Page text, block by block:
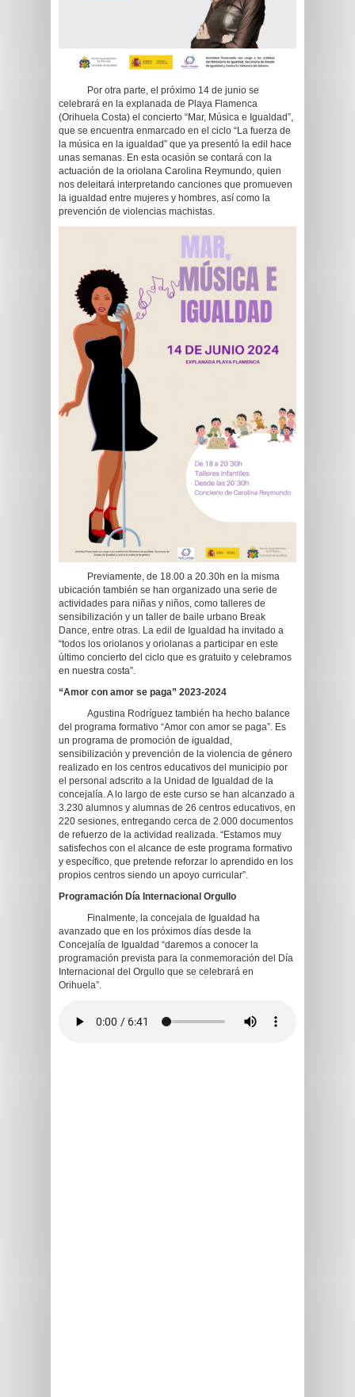
Por otra parte, el próximo 14 de junio se
celebrará en la explanada de Playa Flamenca
(Orihuela Costa) el concierto “Mar, Música e Igualdad”,
que se encuentra enmarcado en el ciclo “La fuerza de
la música en la igualdad” que ya presentó la edil hace
unas semanas. En esta ocasión se contará con la
actuación de la oriolana Carolina Reymundo, quien
nos deleitará interpretando canciones que promueven
la igualdad entre mujeres y hombres, así como la
prevención de violencias machistas.
Previamente, de 18.00 a 20.30h en la misma
ubicación también se han organizado una serie de
actividades para niñas y niños, como talleres de
sensibilización y un taller de baile urbano Break
Dance, entre otras. La edil de Igualdad ha invitado a
“todos los oriolanos y oriolanas a participar en este
último concierto del ciclo que es gratuito y celebramos
en nuestra costa”.
“Amor con amor se paga” 2023-2024
Agustina Rodríguez también ha hecho balance
del programa formativo “Amor con amor se paga”. Es
un programa de promoción de igualdad,
sensibilización y prevención de la violencia de género
realizado en los centros educativos del municipio por
el personal adscrito a la Unidad de Igualdad de la
concejalía. A lo largo de este curso se han alcanzado a
3.230 alumnos y alumnas de 26 centros educativos, en
220 sesiones, entregando cerca de 2.000 documentos
de refuerzo de la actividad realizada. “Estamos muy
satisfechos con el alcance de este programa formativo
y específico, que pretende reforzar lo aprendido en los
propios centros siendo un apoyo curricular”.
Programación Día Internacional Orgullo
Finalmente, la concejala de Igualdad ha
avanzado que en los próximos días desde la
Concejalía de Igualdad “daremos a conocer la
programación prevista para la conmemoración del Día
Internacional del Orgullo que se celebrará en
Orihuela”.